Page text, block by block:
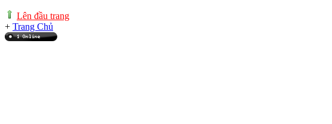
Lên đầu trang
+ Trang Chủ